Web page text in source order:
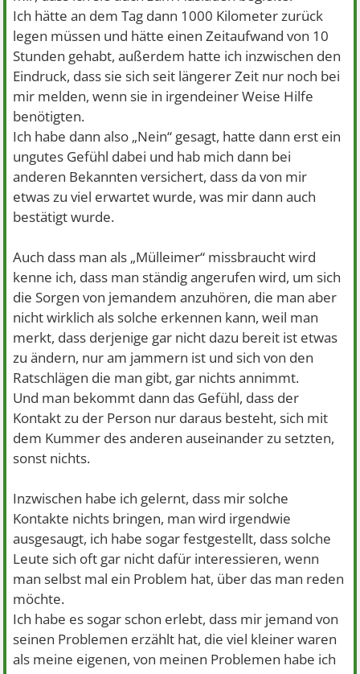
Ich hätte an dem Tag dann 1000 Kilometer zurück
legen müssen und hätte einen Zeitaufwand von 10
Stunden gehabt, außerdem hatte ich inzwischen den
Eindruck, dass sie sich seit längerer Zeit nur noch bei
mir melden, wenn sie in irgendeiner Weise Hilfe
benötigten.
Ich habe dann also „Nein“ gesagt, hatte dann erst ein
ungutes Gefühl dabei und hab mich dann bei
anderen Bekannten versichert, dass da von mir
etwas zu viel erwartet wurde, was mir dann auch
bestätigt wurde.
Auch dass man als „Mülleimer“ missbraucht wird
kenne ich, dass man ständig angerufen wird, um sich
die Sorgen von jemandem anzuhören, die man aber
nicht wirklich als solche erkennen kann, weil man
merkt, dass derjenige gar nicht dazu bereit ist etwas
zu ändern, nur am jammern ist und sich von den
Ratschlägen die man gibt, gar nichts annimmt.
Und man bekommt dann das Gefühl, dass der
Kontakt zu der Person nur daraus besteht, sich mit
dem Kummer des anderen auseinander zu setzten,
sonst nichts.
Inzwischen habe ich gelernt, dass mir solche
Kontakte nichts bringen, man wird irgendwie
ausgesaugt, ich habe sogar festgestellt, dass solche
Leute sich oft gar nicht dafür interessieren, wenn
man selbst mal ein Problem hat, über das man reden
möchte.
Ich habe es sogar schon erlebt, dass mir jemand von
seinen Problemen erzählt hat, die viel kleiner waren
als meine eigenen, von meinen Problemen habe ich